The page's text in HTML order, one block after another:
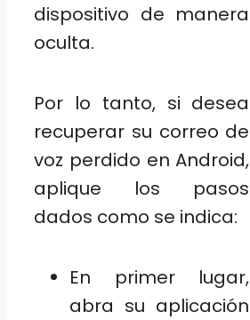
dispositivo de manera
oculta.
Por lo tanto, si desea
recuperar su correo de
voz perdido en Android,
aplique los pasos
dados como se indica:
En primer lugar,
abra su aplicación